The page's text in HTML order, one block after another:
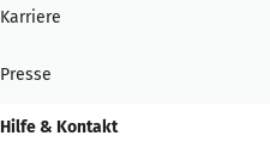
Karriere
Presse
Hilfe & Kontakt